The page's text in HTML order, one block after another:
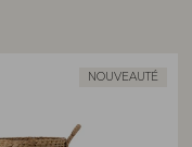
NOUVEAUTÉ